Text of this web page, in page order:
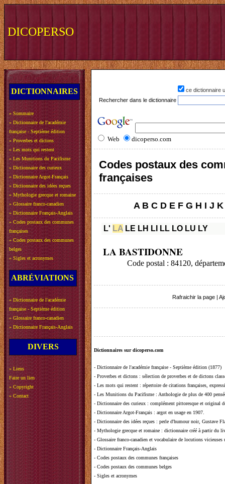
DICOPERSO
DICTIONNAIRES
» Sommaire
» Dictionnaire de l'académie
française - Septième édition
» Proverbes et dictons
» Les mots qui restent
» Les Munitions du Pacifisme
» Dictionnaire des curieux
» Dictionnaire Argot-Français
» Dictionnaire des idées reçues
» Mythologie grecque et romaine
» Glossaire franco-canadien
» Dictionnaire Français-Anglais
» Codes postaux des communes
françaises
» Codes postaux des communes
belges
» Sigles et acronymes
ABRÉVIATIONS
» Dictionnaire de l'académie
française - Septième édition
» Glossaire franco-canadien
» Dictionnaire Français-Anglais
DIVERS
» Liens
Faire un lien
» Copyright
» Contact
ce dictionnaire
Rechercher dans le dictionnaire
Web dicoperso.com
Codes postaux des
françaises
A B C D E F G H I J K
L' LA LE LH LI LL LO LU LY
LA BASTIDONNE
Code postal : 84120,
Rafraichir la page
Dictionnaires sur dicoperso.com
- Dictionnaire de l'académie française - Septième édition (1877)
- Proverbes et dictons : sélection de proverbes et de dictons
- Les mots qui restent : répertoire de citations françaises,
- Les Munitions du Pacifisme : Anthologie de plus de 400
- Dictionnaire des curieux : complément pittoresque et original
- Dictionnaire Argot-Français : argot en usage en 1907.
- Dictionnaire des idées reçues : perle d'humour noir, Gustave
- Mythologie grecque et romaine : dictionnaire créé à partir du
- Glossaire franco-canadien et vocabulaire de locutions vicieuses
- Dictionnaire Français-Anglais
- Codes postaux des communes françaises
- Codes postaux des communes belges
- Sigles et acronymes